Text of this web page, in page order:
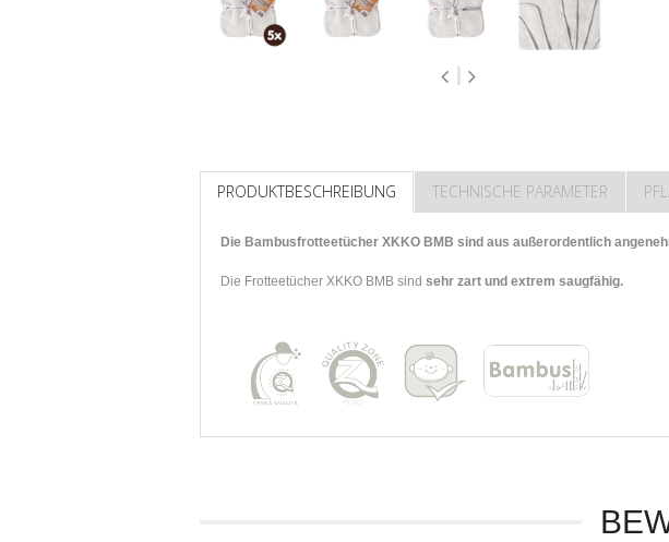
PRODUKTBESCHREIBUNG TECHNISCHE PARAMETER
Die Bambusfrotteetücher XKKO BMB sind aus außerordentlich
Die Frotteetücher XKKO BMB sind sehr zart und extrem saugfähig.